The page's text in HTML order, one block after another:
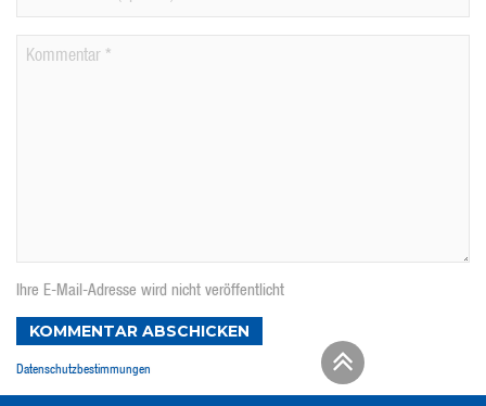
Ihre E-Mail-Adresse wird nicht veröffentlicht
KOMMENTAR ABSCHICKEN
Datenschutzbestimmungen